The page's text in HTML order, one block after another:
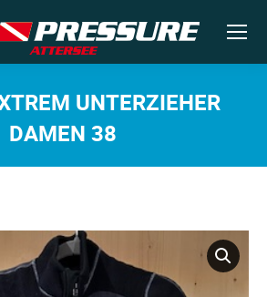
UNTERZIEHER
DAMEN 38